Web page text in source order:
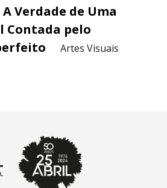
A Verdade de Uma
Contada pelo
Artes Visuais